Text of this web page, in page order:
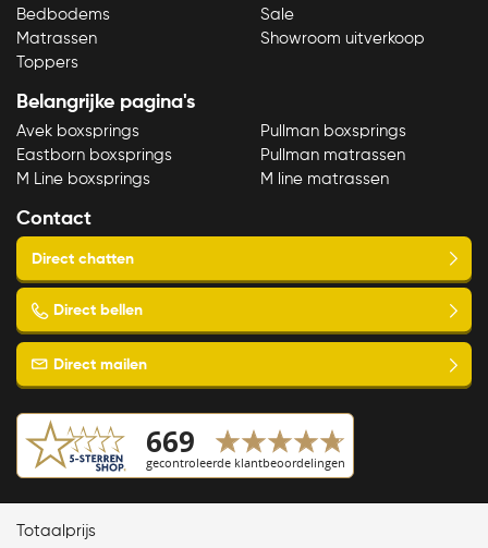
Totaalprijs
Bedbodems
Matrassen
Toppers
Sale
Showroom uitverkoop
Belangrijke pagina's
Avek boxsprings
Eastborn boxsprings
M Line boxsprings
Pullman boxsprings
Pullman matrassen
M line matrassen
Contact
Copyright © 2023 Slaapspecialist van Ellen